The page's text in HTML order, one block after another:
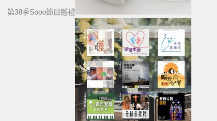
第38季Sooo節目巡禮